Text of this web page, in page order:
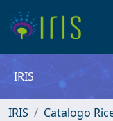
IRIS
IRIS Catalogo